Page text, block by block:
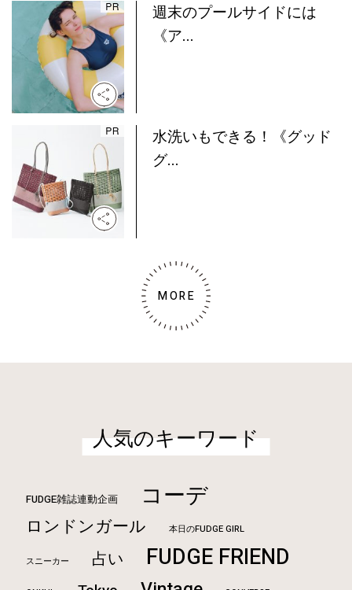
週末のプールサイドには
《ア...
水洗いもできる！《グッド
グ...
MORE
人気のキーワード
FUDGE雑誌連動企画 コーデ
ロンドンガール 本日のFUDGE GIRL
スニーカー 占い FUDGE FRIEND